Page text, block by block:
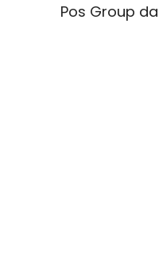
Pos Group